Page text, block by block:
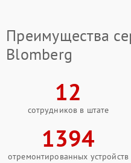
Преимущества
Blomberg
12
сотрудников в штате
1394
отремонтированных устройств